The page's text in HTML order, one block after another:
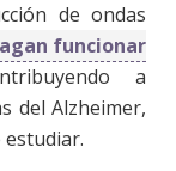
de ondas
funcionar
a
del Alzheimer,